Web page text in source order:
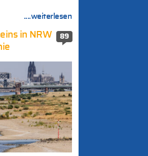
....weiterlesen
89
in NRW